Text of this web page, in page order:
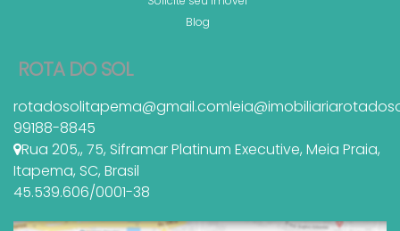
Blog
ROTA DO SOL
rotadosolitapema@gmail.com
99188-8845
Rua 205,, 75, Siframar Platinum Executive, Meia Praia,
Itapema, SC, Brasil
45.539.606/0001-38